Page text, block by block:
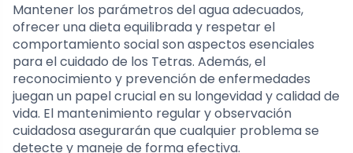
Mantener los parámetros del agua adecuados,
ofrecer una dieta equilibrada y respetar el
comportamiento social son aspectos esenciales
para el cuidado de los Tetras. Además, el
reconocimiento y prevención de enfermedades
juegan un papel crucial en su longevidad y calidad de
vida. El mantenimiento regular y observación
cuidadosa asegurarán que cualquier problema se
detecte y maneje de forma efectiva.